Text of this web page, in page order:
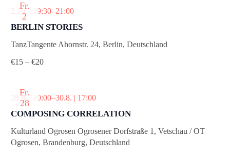
Fr.
2
BERLIN STORIES
2.10. | 19:30–21:00
TanzTangenteAhornstr. 24, Berlin, Deutschland
€15 – €20
Fr.
28
COMPOSING CORRELATION
28.8. | 10:00–30.8. | 17:00
Kulturland Ogrosen Ogrosener Dorfstraße 1, Vetschau / OT
Ogrosen, Brandenburg, Deutschland